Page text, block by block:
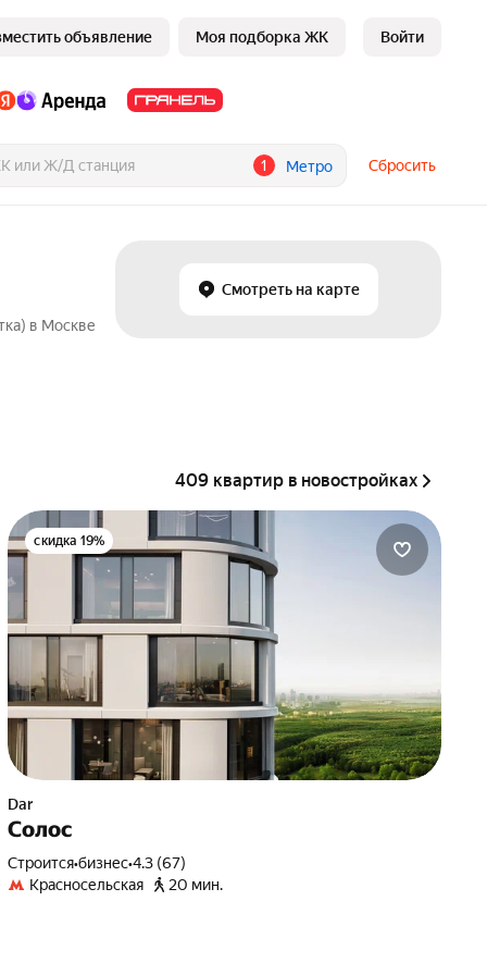
объявление Моя подборка ЖК Войти
1 Метро Сбросить
в Москве
Смотреть на карте
409 квартир в новостройках
скидка 19%
Dar
Солос
Строится•бизнес•4.3 (67)
Красносельская
20 мин.